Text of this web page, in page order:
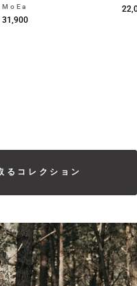
MoEa
31,900
コレクション